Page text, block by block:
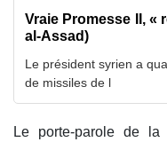
Vraie Promesse II, «
al-Assad)
Le président syrien a
de missiles de l
Le porte-parole de la